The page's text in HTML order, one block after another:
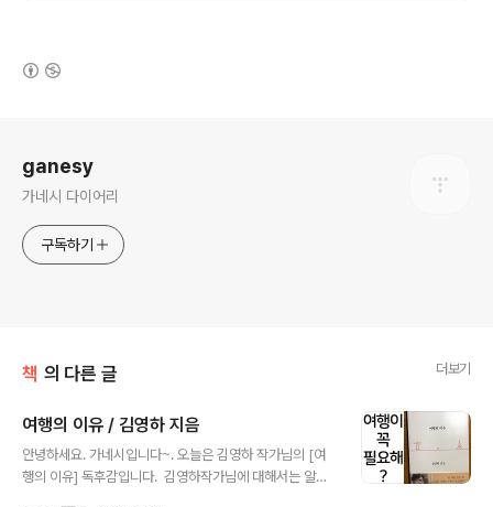
ganesy
가네시 다이어리
구독하기
책 의 다른 글 더보기
여행의 이유 / 김영하 지음
안녕하세요. 가네시입니다~. 오늘은 김영하 작가님의 [여
행의 이유] 독후감입니다. ​ 김영하작가님에 대해서는 알쓸